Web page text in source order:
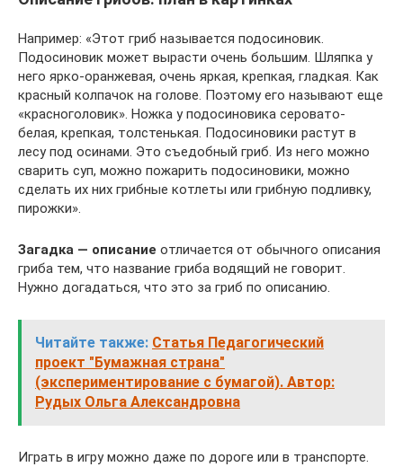
Например: «Этот гриб называется подосиновик.
Подосиновик может вырасти очень большим. Шляпка у
него ярко-оранжевая, очень яркая, крепкая, гладкая. Как
красный колпачок на голове. Поэтому его называют еще
«красноголовик». Ножка у подосиновика серовато-
белая, крепкая, толстенькая. Подосиновики растут в
лесу под осинами. Это съедобный гриб. Из него можно
сварить суп, можно пожарить подосиновики, можно
сделать их них грибные котлеты или грибную подливку,
пирожки».
Загадка — описание отличается от обычного описания
гриба тем, что название гриба водящий не говорит.
Нужно догадаться, что это за гриб по описанию.
Читайте также: Статья Педагогический
проект "Бумажная страна"
(экспериментирование с бумагой). Автор:
Рудых Ольга Александровна
Играть в игру можно даже по дороге или в транспорте.